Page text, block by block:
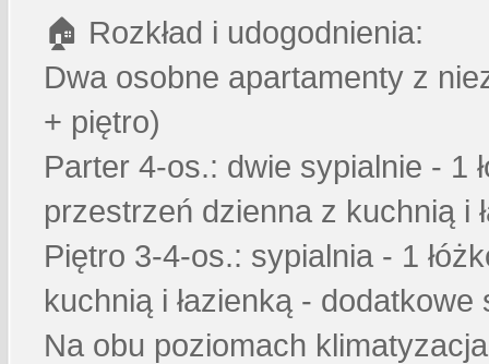
🏠 Rozkład i udogodnienia:
Dwa osobne apartamenty z
+ piętro)
Parter 4-os.: dwie sypialnie - 1
przestrzeń dzienna z kuchnią i
Piętro 3-4-os.: sypialnia - 1
kuchnią i łazienką -
Na obu poziomach